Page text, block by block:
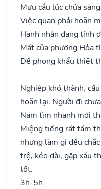
Mưu cầu lúc chửa
Việc quan phải hoãn
Hành nhân đang tính
Mất của phương Hỏa
Đề phong khẩu thiệt
Nghiệp khó thành,
hoãn lại. Người đi
Nam tìm nhanh mới
Miệng tiếng rất tầm
nhưng làm gì đều
trệ, kéo dài, gặp xấu
tốt.
3h-5h